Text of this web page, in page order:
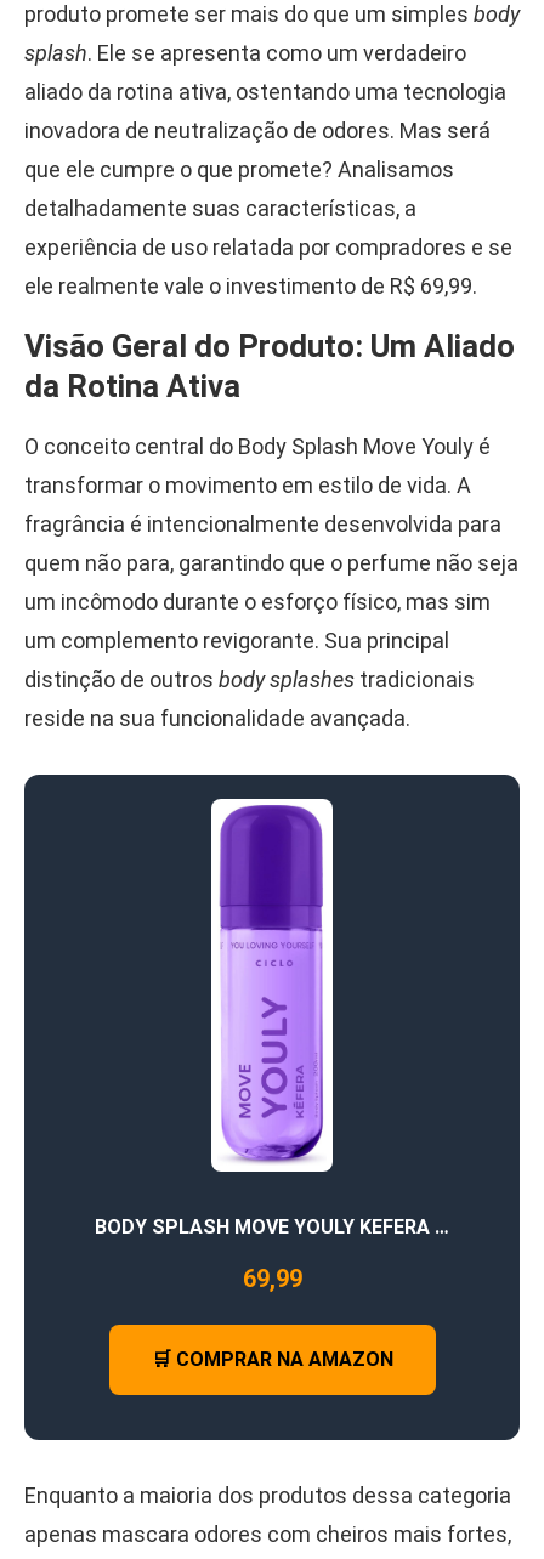
produto promete ser mais do que um simples body
splash. Ele se apresenta como um verdadeiro
aliado da rotina ativa, ostentando uma tecnologia
inovadora de neutralização de odores. Mas será
que ele cumpre o que promete? Analisamos
detalhadamente suas características, a
experiência de uso relatada por compradores e se
ele realmente vale o investimento de R$ 69,99.
Visão Geral do Produto: Um Aliado
da Rotina Ativa
O conceito central do Body Splash Move Youly é
transformar o movimento em estilo de vida. A
fragrância é intencionalmente desenvolvida para
quem não para, garantindo que o perfume não seja
um incômodo durante o esforço físico, mas sim
um complemento revigorante. Sua principal
distinção de outros body splashes tradicionais
reside na sua funcionalidade avançada.
BODY SPLASH MOVE YOULY KEFERA …
69,99
🛒 COMPRAR NA AMAZON
Enquanto a maioria dos produtos dessa categoria
apenas mascara odores com cheiros mais fortes,